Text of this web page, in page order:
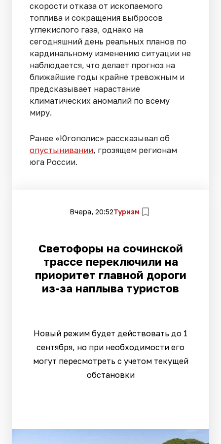
скорости отказа от ископаемого
топлива и сокращения выбросов
углекислого газа, однако на
сегодняшний день реальных планов по
кардинальному изменению ситуации не
наблюдается, что делает прогноз на
ближайшие годы крайне тревожным и
предсказывает нарастание
климатических аномалий по всему
миру.
Ранее «Югополис» рассказывал об
опустынивании, грозящем регионам
юга России.
Вчера, 20:52Туризм
Светофоры на сочинской
трассе переключили на
приоритет главной дороги
из-за наплыва туристов
Новый режим будет действовать до 1
сентября, но при необходимости его
могут пересмотреть с учетом текущей
обстановки